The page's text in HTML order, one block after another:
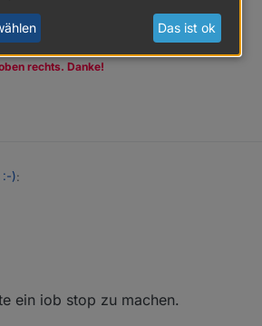
im Beitrag wenn er euch geholfen hat.
rechts. Danke!
:-):
ein iob stop zu machen.
Das ist ok